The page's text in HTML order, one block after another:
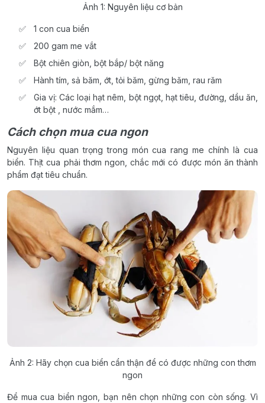
Ảnh 1: Nguyên liệu cơ bản
1 con cua biển
200 gam me vắt
Bột chiên giòn, bột bắp/ bột năng
Hành tím, sả băm, ớt, tỏi băm, gừng băm, rau răm
Gia vị: Các loại hạt nêm, bột ngọt, hạt tiêu, đường, dầu ăn,
ớt bột , nước mắm…
Cách chọn mua cua ngon
Nguyên liệu quan trọng trong món cua rang me chính là cua
biển. Thịt cua phải thơm ngon, chắc mới có được món ăn thành
phẩm đạt tiêu chuẩn.
Ảnh 2: Hãy chọn cua biển cẩn thận để có được những con thơm
ngon
Để mua cua biển ngon, bạn nên chọn những con còn sống. Vì